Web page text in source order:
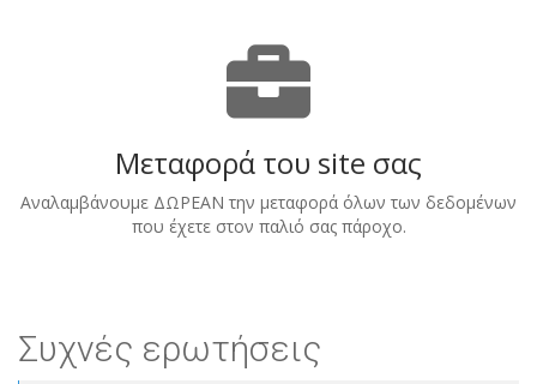
Μεταφορά του site σας
Αναλαμβάνουμε ΔΩΡΕΑΝ την μεταφορά όλων των δεδομένων
που έχετε στον παλιό σας πάροχο.
Συχνές ερωτήσεις